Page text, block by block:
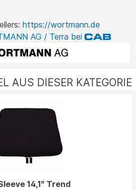
https://wortmann.de
AG / Terra bei
AUS DIESER KATEGORIE
14,1" Trend